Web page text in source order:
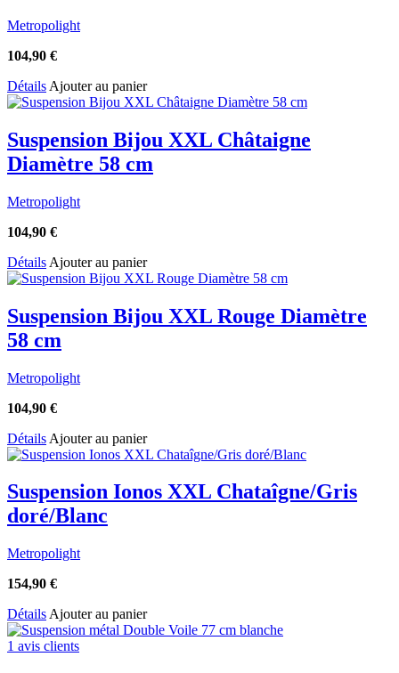
Metropolight
104,90 €
Détails Ajouter au panier
Suspension Bijou XXL Châtaigne
Diamètre 58 cm
Metropolight
104,90 €
Détails Ajouter au panier
Suspension Bijou XXL Rouge Diamètre
58 cm
Metropolight
104,90 €
Détails Ajouter au panier
Suspension Ionos XXL Chataîgne/Gris
doré/Blanc
Metropolight
154,90 €
Détails Ajouter au panier
1 avis clients